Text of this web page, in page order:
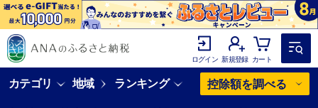
ログイン 新規登録 カート
カテゴリ 地域 ランキング 控除額を調べる